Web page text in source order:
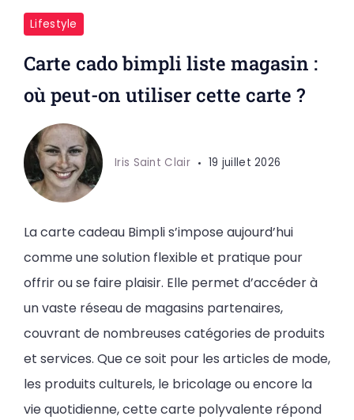
Lifestyle
Carte cado bimpli liste magasin :
où peut-on utiliser cette carte ?
Iris Saint Clair 19 juillet 2026
La carte cadeau Bimpli s’impose aujourd’hui
comme une solution flexible et pratique pour
offrir ou se faire plaisir. Elle permet d’accéder à
un vaste réseau de magasins partenaires,
couvrant de nombreuses catégories de produits
et services. Que ce soit pour les articles de mode,
les produits culturels, le bricolage ou encore la
vie quotidienne, cette carte polyvalente répond